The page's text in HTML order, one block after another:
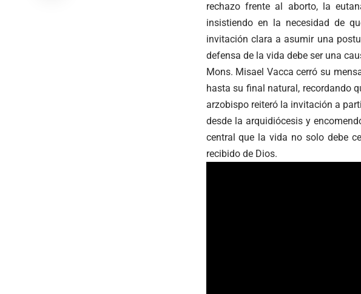
rechazo frente al aborto, la
insistiendo en la necesidad de
invitación clara a asumir una
defensa de la vida debe ser una
Mons. Misael Vacca cerró su
hasta su final natural, recordando
arzobispo reiteró la invitación a
desde la arquidiócesis y
central que la vida no solo debe
recibido de Dios.